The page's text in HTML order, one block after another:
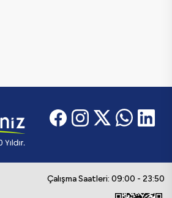
Çalışma Saatleri: 09:00 - 23:50